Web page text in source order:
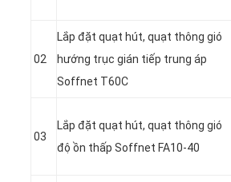
02
Lắp đặt quạt hút, quạt thông gió
hướng trục gián tiếp trung áp
Soffnet T60C
03
Lắp đặt quạt hút, quạt thông gió
độ ồn thấp Soffnet FA10-40